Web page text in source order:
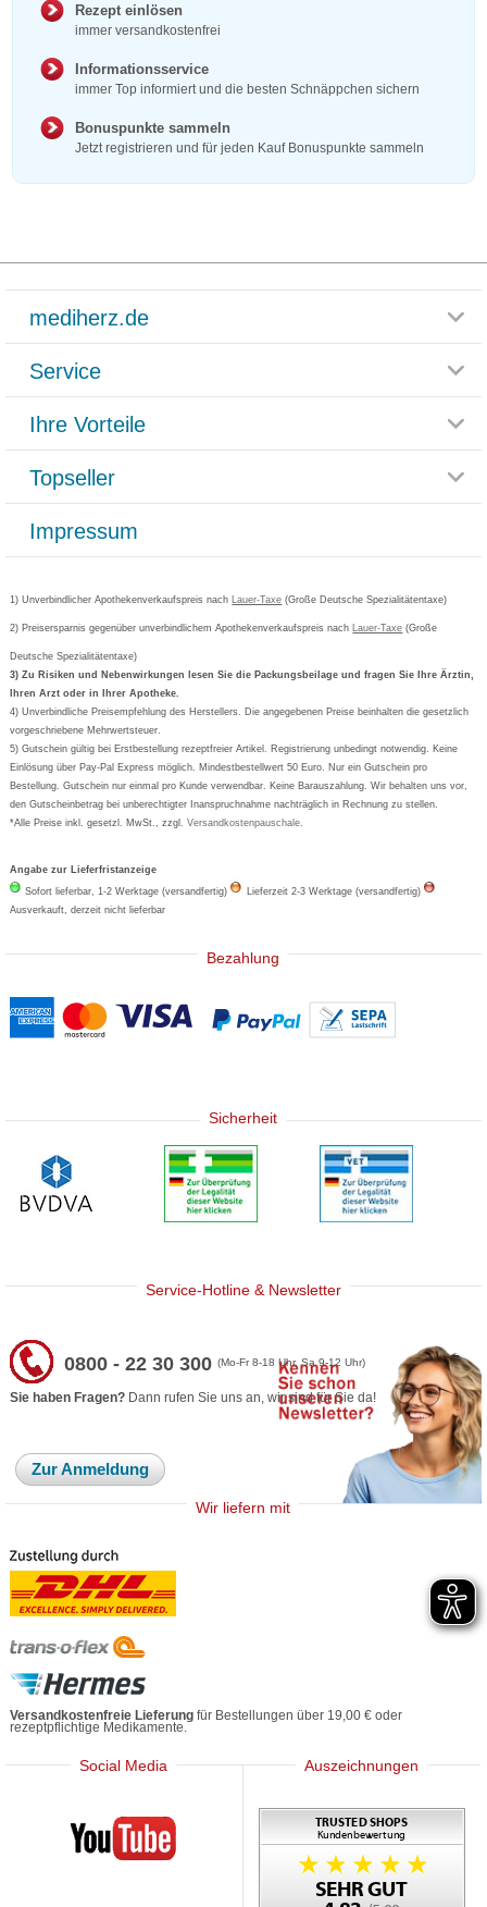
Rezept einlösen
immer versandkostenfrei
Informationsservice
immer Top informiert und die besten Schnäppchen sichern
Bonuspunkte sammeln
Jetzt registrieren und für jeden Kauf Bonuspunkte sammeln
mediherz.de
Glossar
Häufig gestellte Fragen
Datenschutz
AGB
Cookie-Einstellungen
Vertrag widerrufen
Service
Rücksendemöglichkeit
Paketlieferstatus
Versandkosten
Bestellschein ausfüllen
Newsletteranmeldung
Ihre Vorteile
Rezeptlieferung
Bonusprogramm
Gutschein und Rabatte
Kundenbewertung
Topseller
Grippostad
Bepanthen
Formoline
Wick
Eucerin
Basica
Impressum
1) Unverbindlicher Apothekenverkaufspreis nach Lauer-Taxe (Große Deutsche Spezialitätentaxe)
2) Preisersparnis gegenüber unverbindlichem Apothekenverkaufspreis nach Lauer-Taxe (Große
Deutsche Spezialitätentaxe)
3) Zu Risiken und Nebenwirkungen lesen Sie die Packungsbeilage und fragen Sie Ihre Ärztin,
Ihren Arzt oder in Ihrer Apotheke.
4) Unverbindliche Preisempfehlung des Herstellers. Die angegebenen Preise beinhalten die gesetzlich
vorgeschriebene Mehrwertsteuer.
5) Gutschein gültig bei Erstbestellung rezeptfreier Artikel. Registrierung unbedingt notwendig. Keine
Einlösung über Pay-Pal Express möglich. Mindestbestellwert 50 Euro. Nur ein Gutschein pro
Bestellung. Gutschein nur einmal pro Kunde verwendbar. Keine Barauszahlung. Wir behalten uns vor,
den Gutscheinbetrag bei unberechtigter Inanspruchnahme nachträglich in Rechnung zu stellen.
*Alle Preise inkl. gesetzl. MwSt., zzgl.Versandkostenpauschale
Angabe zur Lieferfristanzeige
Sofort lieferbar, 1-2 Werktage (versandfertig)
Lieferzeit 2-3 Werktage (versandfertig)
Ausverkauft, derzeit nicht lieferbar
Bezahlung
Sicherheit
Service-Hotline & Newsletter
0800 - 22 30 300(Mo-Fr 8-18 Uhr, Sa 9-12 Uhr)
Sie haben Fragen? Dann rufen Sie uns an, wir sind für Sie da!
Zur Anmeldung
Wir liefern mit
Versandkostenfreie Lieferung für Bestellungen über 19,00 € oder
rezeptpflichtige Medikamente.
Social Media
Mediherz
Auszeichnungen